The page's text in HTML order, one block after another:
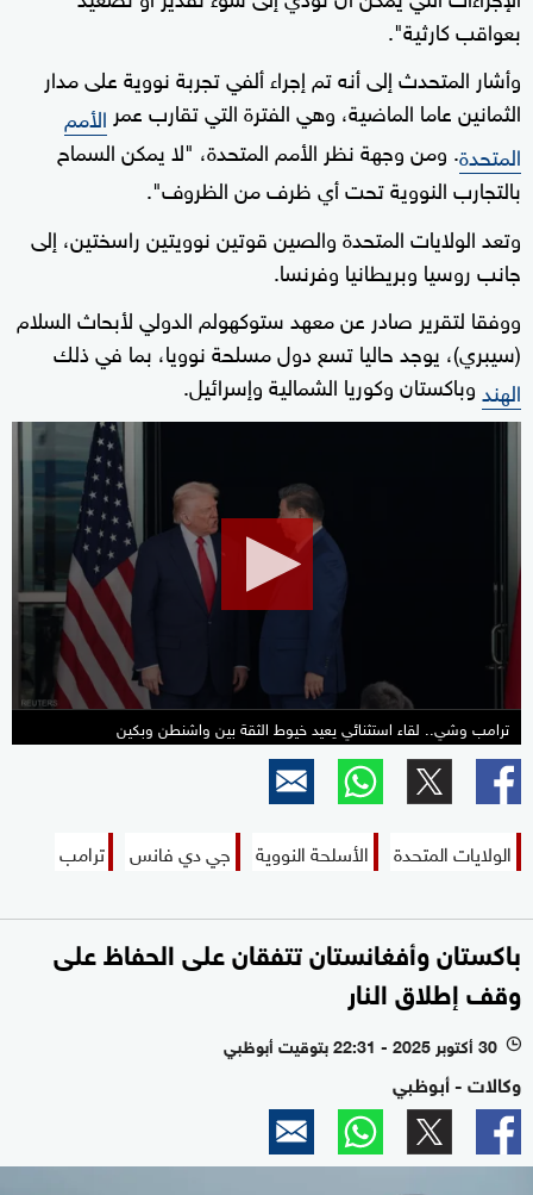
بعواقب كارثية".
وأشار المتحدث إلى أنه تم إجراء ألفي تجربة نووية على مدار
الثمانين عاما الماضية، وهي الفترة التي تقارب عمر الأمم
المتحدة. ومن وجهة نظر الأمم المتحدة، "لا يمكن السماح
بالتجارب النووية تحت أي ظرف من الظروف".
وتعد الولايات المتحدة والصين قوتين نوويتين راسختين، إلى
جانب روسيا وبريطانيا وفرنسا.
ووفقا لتقرير صادر عن معهد ستوكهولم الدولي لأبحاث السلام
(سيبري)، يوجد حاليا تسع دول مسلحة نوويا، بما في ذلك
الهندوباكستان وكوريا الشمالية وإسرائيل.
seconds
minute,
seconds
ترامب وشي.. لقاء استثنائي يعيد خيوط الثقة بين واشنطن وبكين
الولايات المتحدة الأسلحة النووية جي دي فانس ترامب
باكستان وأفغانستان تتفقان على الحفاظ على
وقف إطلاق النار
l 30 أكتوبر 2025 - 22:31 بتوقيت أبوظبي
وكالات - أبوظبي